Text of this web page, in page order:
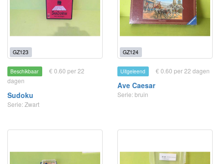
GZ123
Beschikbaar
€ 0.60 per 22
dagen
Sudoku
Serie: Zwart
GZ124
Uitgeleend € 0.60 per 22 dagen
Ave Caesar
Serie: bruin